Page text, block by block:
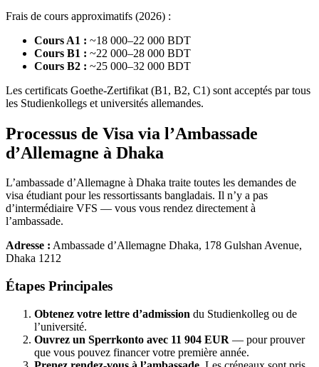
Frais de cours approximatifs (2026) :
Cours A1 : ~18 000–22 000 BDT
Cours B1 : ~22 000–28 000 BDT
Cours B2 : ~25 000–32 000 BDT
Les certificats Goethe-Zertifikat (B1, B2, C1) sont acceptés par tous
les Studienkollegs et universités allemandes.
Processus de Visa via l’Ambassade
d’Allemagne à Dhaka
L’ambassade d’Allemagne à Dhaka traite toutes les demandes de
visa étudiant pour les ressortissants bangladais. Il n’y a pas
d’intermédiaire VFS — vous vous rendez directement à
l’ambassade.
Adresse : Ambassade d’Allemagne Dhaka, 178 Gulshan Avenue,
Dhaka 1212
Étapes Principales
Obtenez votre lettre d’admission du Studienkolleg ou de
l’université.
Ouvrez un Sperrkonto avec 11 904 EUR — pour prouver
que vous pouvez financer votre première année.